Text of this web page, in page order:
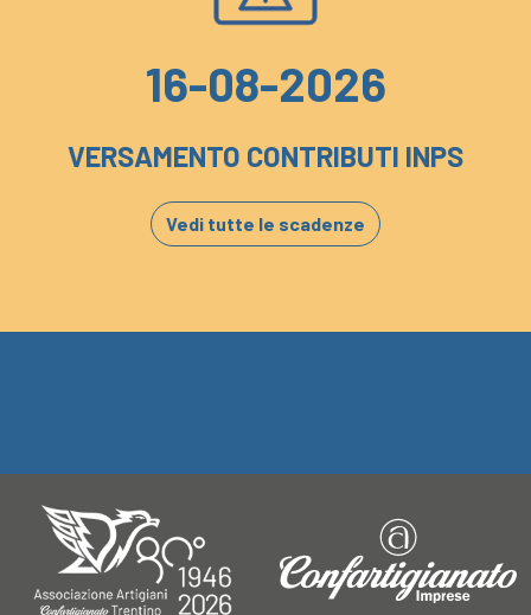
16-08-2026
VERSAMENTO CONTRIBUTI INPS
Vedi tutte le scadenze